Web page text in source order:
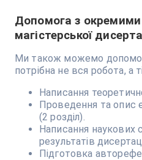
Допомога з
магістерської
Ми також можемо
потрібна не вся робота, а
Написання
Проведення та опис
(2 розділ).
Написання наукових
результатів
Підготовка